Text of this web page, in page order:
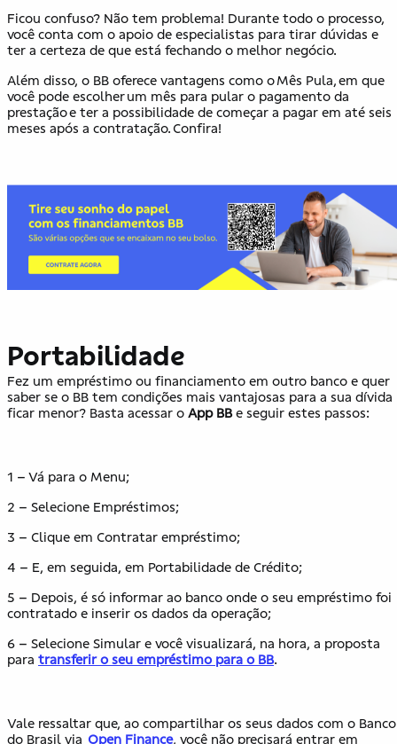
Ficou confuso? Não tem problema! Durante todo o processo,
você conta com o apoio de especialistas para tirar dúvidas e
ter a certeza de que está fechando o melhor negócio.
Além disso, o BB oferece vantagens como o Mês Pula, em que
você pode escolher um mês para pular o pagamento da
prestação e ter a possibilidade de começar a pagar em até seis
meses após a contratação. Confira!
Portabilidade
Fez um empréstimo ou financiamento em outro banco e quer
saber se o BB tem condições mais vantajosas para a sua dívida
ficar menor? Basta acessar o App BBe seguir estes passos:
1 – Vá para o Menu;
2 – Selecione Empréstimos;
3 – Clique em Contratar empréstimo;
4 – E, em seguida, em Portabilidade de Crédito;
5 – Depois, é só informar ao banco onde o seu empréstimo foi
contratado e inserir os dados da operação;
6 – Selecione Simular e você visualizará, na hora, a proposta
para transferir o seu empréstimo para o BB.
Vale ressaltar que, ao compartilhar os seus dados com o Banco
do Brasil via Open Finance, você não precisará entrar em